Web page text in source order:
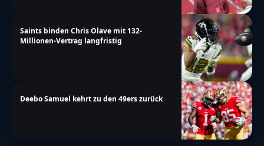
Saints binden Chris Olave mit 132-
Millionen-Vertrag langfristig
Deebo Samuel kehrt zu den 49ers zurück